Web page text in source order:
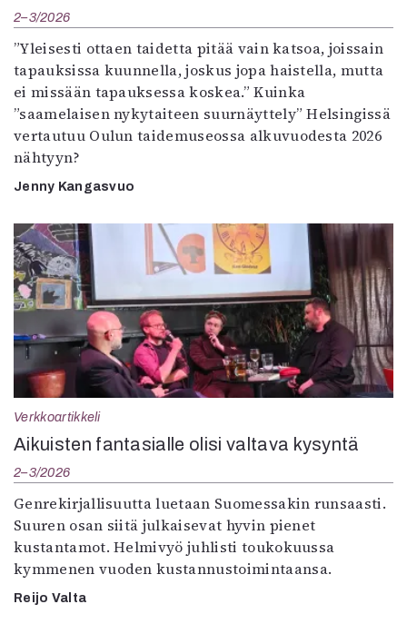
2–3/2026
”Yleisesti ottaen taidetta pitää vain katsoa, joissain
tapauksissa kuunnella, joskus jopa haistella, mutta
ei missään tapauksessa koskea.” Kuinka
”saamelaisen nykytaiteen suurnäyttely” Helsingissä
vertautuu Oulun taidemuseossa alkuvuodesta 2026
nähtyyn?
Jenny Kangasvuo
Verkkoartikkeli
Aikuisten fantasialle olisi valtava kysyntä
2–3/2026
Genrekirjallisuutta luetaan Suomessakin runsaasti.
Suuren osan siitä julkaisevat hyvin pienet
kustantamot. Helmivyö juhlisti toukokuussa
kymmenen vuoden kustannustoimintaansa.
Reijo Valta